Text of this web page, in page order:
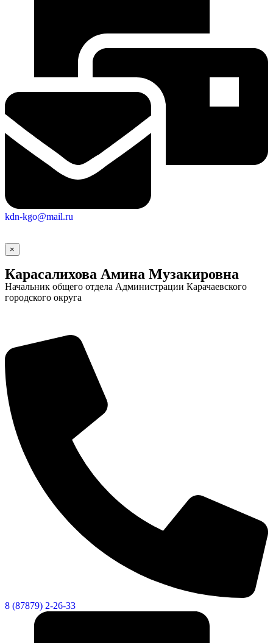
kdn-kgo@mail.ru
×
Карасалихова Амина Музакировна
Начальник общего отдела Администрации Карачаевского
городского округа
8 (87879) 2-26-33